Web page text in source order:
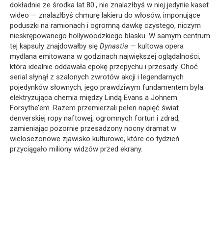
dokładnie ze środka lat 80., nie znalazłbyś w niej jedynie kaset
wideo — znalazłbyś chmurę lakieru do włosów, imponujące
poduszki na ramionach i ogromną dawkę czystego, niczym
nieskrępowanego hollywoodzkiego blasku. W samym centrum
tej kapsuły znajdowałby się Dynastia — kultowa opera
mydlana emitowana w godzinach największej oglądalności,
która idealnie oddawała epokę przepychu i przesady. Choć
serial słynął z szalonych zwrotów akcji i legendarnych
pojedynków słownych, jego prawdziwym fundamentem była
elektryzująca chemia między Lindą Evans a Johnem
Forsythe’em. Razem przemierzali pełen napięć świat
denverskiej ropy naftowej, ogromnych fortun i zdrad,
zamieniając pozornie przesadzony nocny dramat w
wielosezonowe zjawisko kulturowe, które co tydzień
przyciągało miliony widzów przed ekrany.